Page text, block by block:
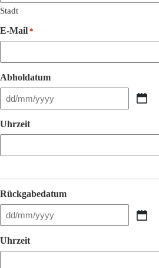
Stadt
E-Mail *
Abholdatum
TT
MM
Schrägstrich
Uhrzeit
Rückgabedatum
TT
MM
Schrägstrich
Uhrzeit